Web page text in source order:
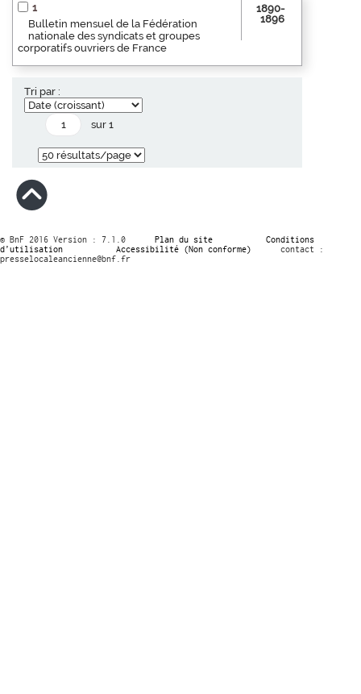
1
Bulletin mensuel de la Fédération
nationale des syndicats et groupes
corporatifs ouvriers de France
1890-
1896
Tri par :
sur 1
© BnF 2016 Version : 7.1.0 Plan du site
Conditions
d’utilisation
Accessibilité (Non conforme)
contact :
presselocaleancienne@bnf.fr